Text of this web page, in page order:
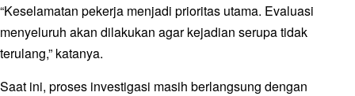
“Keselamatan pekerja menjadi prioritas utama. Evaluasi
menyeluruh akan dilakukan agar kejadian serupa tidak
terulang,” katanya.
Saat ini, proses investigasi masih berlangsung dengan